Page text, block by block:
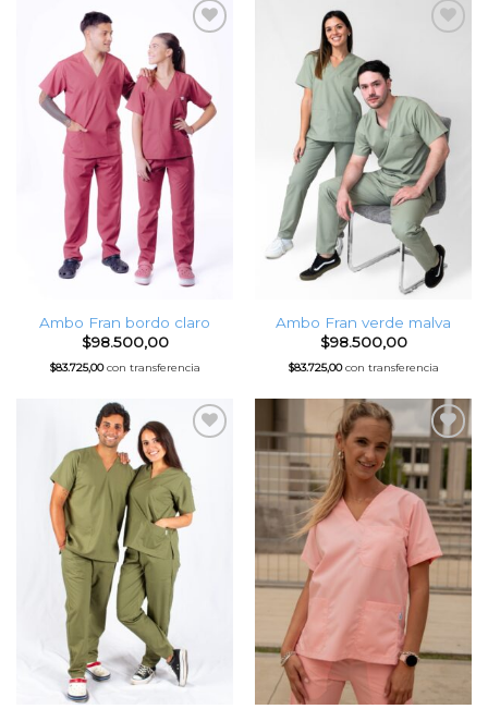
Favoritos
Ambo Fran bordo claro
$98.500,00
$83.725,00con transferencia
Ambo Fran verde malva
$98.500,00
$83.725,00con transferencia
Favoritos Favoritos